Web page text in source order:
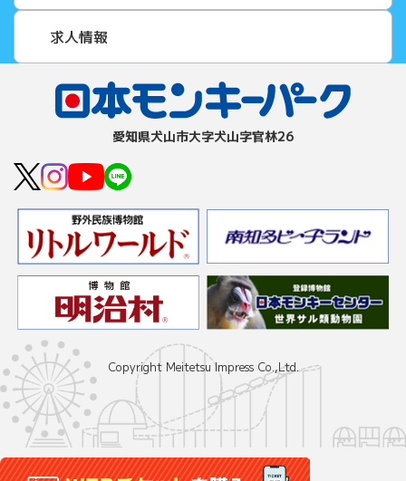
求人情報
愛知県⽝⼭市⼤字⽝⼭字官林26
Copyright Meitetsu Impress Co.,Ltd.